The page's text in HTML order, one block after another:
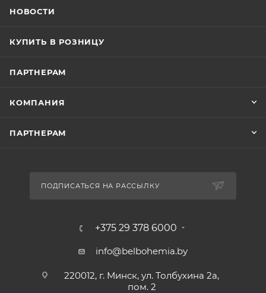
НОВОСТИ
КУПИТЬ В РОЗНИЦУ
ПАРТНЕРАМ
КОМПАНИЯ
ПАРТНЕРАМ
ПОДПИСАТЬСЯ НА РАССЫЛКУ
+375 29 378 6000
info@belbohemia.by
220012, г. Минск, ул. Толбухина 2а,
пом. 2